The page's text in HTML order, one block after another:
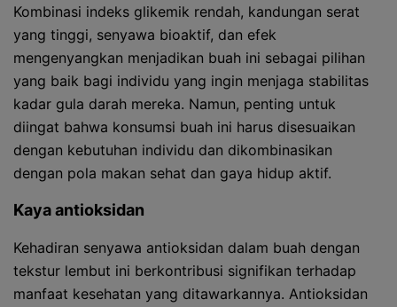
Kombinasi indeks glikemik rendah, kandungan serat
yang tinggi, senyawa bioaktif, dan efek
mengenyangkan menjadikan buah ini sebagai pilihan
yang baik bagi individu yang ingin menjaga stabilitas
kadar gula darah mereka. Namun, penting untuk
diingat bahwa konsumsi buah ini harus disesuaikan
dengan kebutuhan individu dan dikombinasikan
dengan pola makan sehat dan gaya hidup aktif.
Kaya antioksidan
Kehadiran senyawa antioksidan dalam buah dengan
tekstur lembut ini berkontribusi signifikan terhadap
manfaat kesehatan yang ditawarkannya. Antioksidan